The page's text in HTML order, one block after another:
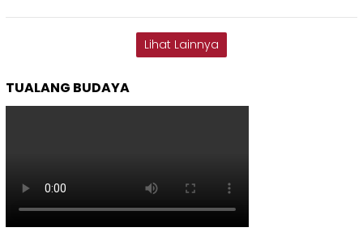
Lihat Lainnya
TUALANG BUDAYA